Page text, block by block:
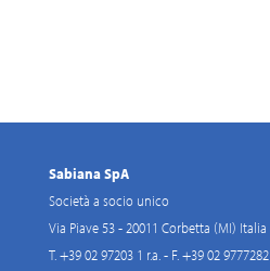
Sabiana SpA
Società a socio unico
Via Piave 53 - 20011 Corbetta (MI) Italia
T. +39 02 97203 1 r.a. - F. +39 02 9777282